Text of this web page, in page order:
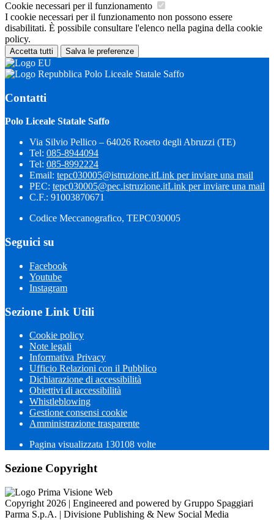
Cookie necessari per il funzionamento
I cookie necessari per il funzionamento non possono essere
disabilitati. È possibile consultare l'elenco nella pagina della cookie
policy.
Accetta tutti Salva le preferenze
Polo Liceale Statale Saffo
Contatti
Polo Liceale Statale Saffo
Via Silvio Pellico – 64026 Roseto degli Abruzzi (TE)
Tel: 085-8944094
Tel: 085-8992224
Email: tepc030005@istruzione.itLink per inviare una mail
PEC: tepc030005@pec.istruzione.itLink per inviare una mail
C.F.: 91003870671
Codice Meccanografico, TEPC030005
Seguici su
Facebook
Youtube
Instagram
Sezione Link Utili
Cookie policy
Note legali
Informativa Privacy
Ufficio Relazioni con il Pubblico
Dichiarazione di accessibilità
Obiettivi di accessibilità
Whistleblowing
Gestione consensi cookie
Amministrazione trasparente
Pagina visualizzata 130108 volte
Sezione Copyright
Copyright 2026 | Engineered and powered by Gruppo Spaggiari
Parma S.p.A. | Divisione Publishing & New Social Media